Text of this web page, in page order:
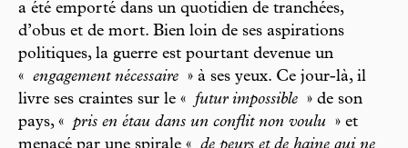
a été emporté dans un quotidien de tranchées,
d’obus et de mort. Bien loin de ses aspirations
politiques, la guerre est pourtant devenue un
« engagement nécessaire » à ses yeux. Ce jour-là, il
livre ses craintes sur le «
futur impossible » de son
pays, « pris en étau dans un conflit non voulu » et